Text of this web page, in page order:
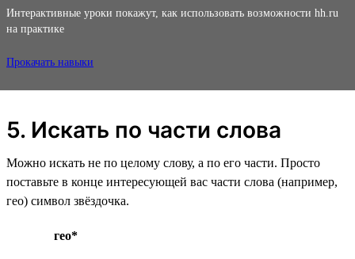
Интерактивные уроки покажут, как использовать возможности hh.ru
на практике
Прокачать навыки
5. Искать по части слова
Можно искать не по целому слову, а по его части. Просто
поставьте в конце интересующей вас части слова (например,
гео) символ звёздочка.
гео*